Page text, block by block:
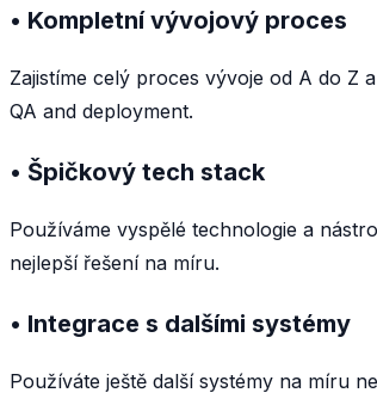
• Kompletní vývojový proces
Zajistíme celý proces vývoje od A do Z
QA and deployment.
• Špičkový tech stack
Používáme vyspělé technologie a
nejlepší řešení na míru.
• Integrace s dalšími systémy
Používáte ještě další systémy na míru